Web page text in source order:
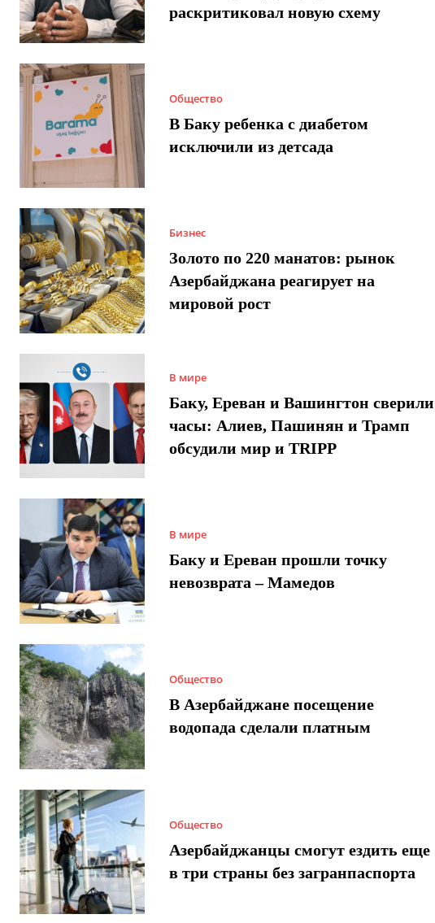
раскритиковал новую схему
Общество
В Баку ребенка с диабетом
исключили из детсада
Бизнес
Золото по 220 манатов: рынок
Азербайджана реагирует на
мировой рост
В мире
Баку, Ереван и Вашингтон сверили
часы: Алиев, Пашинян и Трамп
обсудили мир и TRIPP
В мире
Баку и Ереван прошли точку
невозврата – Мамедов
Общество
В Азербайджане посещение
водопада сделали платным
Общество
Азербайджанцы смогут ездить еще
в три страны без загранпаспорта